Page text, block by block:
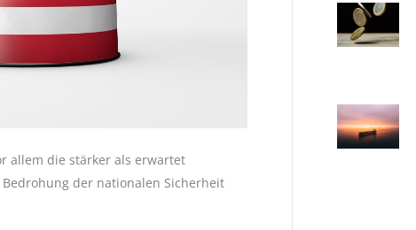
allem die stärker als erwartet
der nationalen Sicherheit